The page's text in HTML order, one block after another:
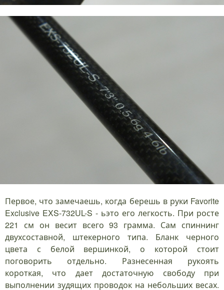
Первое, что замечаешь, когда берешь в руки Favorite
Exclusive EXS-732UL-S - ьэто его легкость. При росте
221 см он весит всего 93 грамма. Сам спиннинг
двухсоставной, штекерного типа. Бланк черного
цвета с белой вершинкой, о которой стоит
поговорить отдельно. Разнесенная рукоять
короткая, что дает достаточную свободу при
выполнении зудящих проводок на небольших весах.